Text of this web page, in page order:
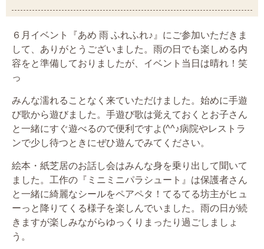
６月イベント『あめ 雨 ふれふれ♪』にご参加いただきま
して、ありがとうございました。雨の日でも楽しめる内
容をと準備しておりましたが、イベント当日は晴れ！笑
っ
みんな濡れることなく来ていただけました。始めに手遊
び歌から遊びました。手遊び歌は覚えておくとお子さん
と一緒にすぐ遊べるので便利ですよ(^^♪病院やレストラ
ンで少し待つときにぜひ遊んでみてください。
絵本・紙芝居のお話し会はみんな身を乗り出して聞いて
ました。工作の『ミニミニパラシュート』は保護者さん
と一緒に綺麗なシールをペアペタ！てるてる坊主がヒュ
ーっと降りてくる様子を楽しんでいました。雨の日が続
きますが楽しみながらゆっくりまったり過ごしましょ
う。